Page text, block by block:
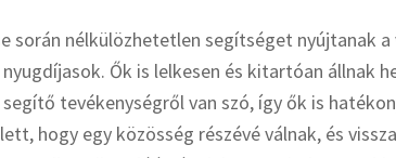
során nélkülözhetetlen segítséget nyújtanak
Ők is lelkesen és kitartóan állnak
tevékenységről van szó, így ők is
hogy egy közösség részévé válnak, és